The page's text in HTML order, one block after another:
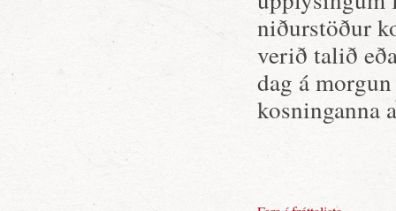
niðurstöður
verið talið
dag á
kosninganna